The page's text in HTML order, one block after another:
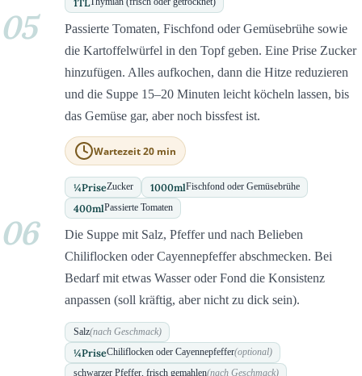
05
Passierte Tomaten, Fischfond oder Gemüsebrühe sowie
die Kartoffelwürfel in den Topf geben. Eine Prise Zucker
hinzufügen. Alles aufkochen, dann die Hitze reduzieren
und die Suppe 15–20 Minuten leicht köcheln lassen, bis
das Gemüse gar, aber noch bissfest ist.
Wartezeit 20 min
¼PriseZucker 1000mlFischfond oder Gemüsebrühe
400mlPassierte Tomaten
06
Die Suppe mit Salz, Pfeffer und nach Belieben
Chiliflocken oder Cayennepfeffer abschmecken. Bei
Bedarf mit etwas Wasser oder Fond die Konsistenz
anpassen (soll kräftig, aber nicht zu dick sein).
Salz(nach Geschmack)
¼PriseChiliflocken oder Cayennepfeffer(optional)
schwarzer Pfeffer, frisch gemahlen(nach Geschmack)